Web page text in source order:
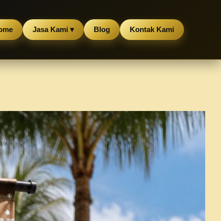
Jasa Kami ▾ Blog Kontak Kami